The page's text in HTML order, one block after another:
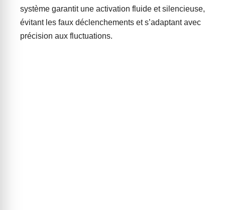
système garantit une activation fluide et silencieuse,
évitant les faux déclenchements et s’adaptant avec
précision aux fluctuations.